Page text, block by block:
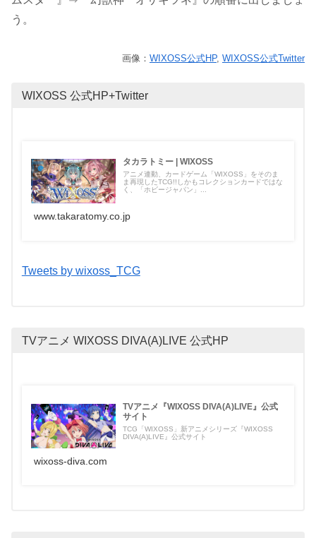
う。
画像： WIXOSS公式HP, WIXOSS公式Twitter
WIXOSS 公式HP+Twitter
タカラトミー | WIXOSS
アニメ連動、カードゲーム「WIXOSS」をそのま
ま再現したTCG!!しかもコレクションカードではな
く、「ホビージャパン」...
www.takaratomy.co.jp
Tweets by wixoss_TCG
TVアニメ WIXOSS DIVA(A)LIVE 公式HP
TVアニメ『WIXOSS DIVA(A)LIVE』公式
サイト
TCG「WIXOSS」新アニメシリーズ『WIXOSS
DIVA(A)LIVE』公式サイト
wixoss-diva.com